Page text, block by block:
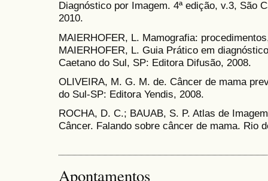
Diagnóstico por Imagem. 4ª edição, v.3, São
2010.
MAIERHOFER, L. Mamografia:
MAIERHOFER, L. Guia Prático em
Caetano do Sul, SP: Editora Difusão, 2008.
OLIVEIRA, M. G. M. de. Câncer de mama
do Sul-SP: Editora Yendis, 2008.
ROCHA, D. C.; BAUAB, S. P. Atlas de
Câncer. Falando sobre câncer de mama. Rio
Apontamentos